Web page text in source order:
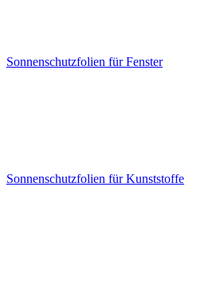
Sonnenschutzfolien für Fenster
Sonnenschutzfolien für Kunststoffe